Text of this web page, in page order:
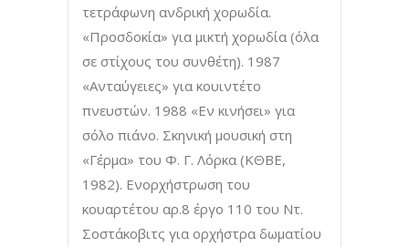
τετράφωνη ανδρική χορωδία.
«Προσδοκία» για μικτή χορωδία (όλα
σε στίχους του συνθέτη). 1987
«Ανταύγειες» για κουιντέτο
πνευστών. 1988 «Εν κινήσει» για
σόλο πιάνο. Σκηνική μουσική στη
«Γέρμα» του Φ. Γ. Λόρκα (ΚΘΒΕ,
1982). Ενορχήστρωση του
κουαρτέτου αρ.8 έργο 110 του Ντ.
Σοστάκοβιτς για ορχήστρα δωματίου